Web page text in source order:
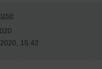
15:42